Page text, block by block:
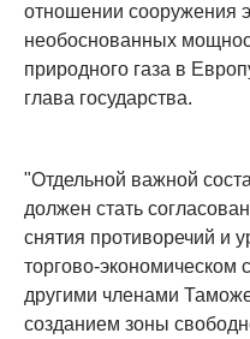
отношении сооружения
необоснованных
природного газа в
глава государства.
"Отдельной важной
должен стать
снятия противоречий и
торгово-экономическом
другими членами
созданием зоны